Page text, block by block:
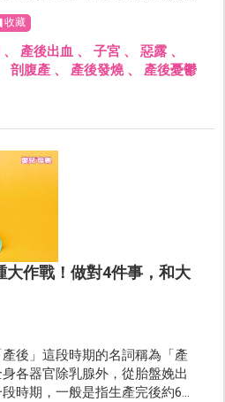
收藏
、 產後出血、 子宮、 惡露、
剖腹產、 產後發燒、 產後憂鬱
大作戰！做對4件事，和大
後」這段時期的名詞稱為「產
各器官除乳腺外，從胎盤娩出
時期，一般是指生產完後約6～